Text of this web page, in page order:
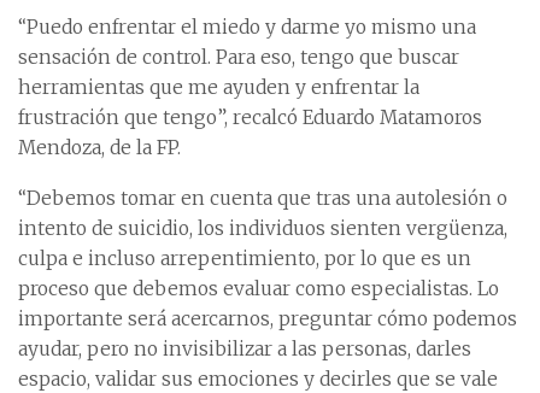
“Puedo enfrentar el miedo y darme yo mismo una
sensación de control. Para eso, tengo que buscar
herramientas que me ayuden y enfrentar la
frustración que tengo”, recalcó Eduardo Matamoros
Mendoza, de la FP.
“Debemos tomar en cuenta que tras una autolesión o
intento de suicidio, los individuos sienten vergüenza,
culpa e incluso arrepentimiento, por lo que es un
proceso que debemos evaluar como especialistas. Lo
importante será acercarnos, preguntar cómo podemos
ayudar, pero no invisibilizar a las personas, darles
espacio, validar sus emociones y decirles que se vale